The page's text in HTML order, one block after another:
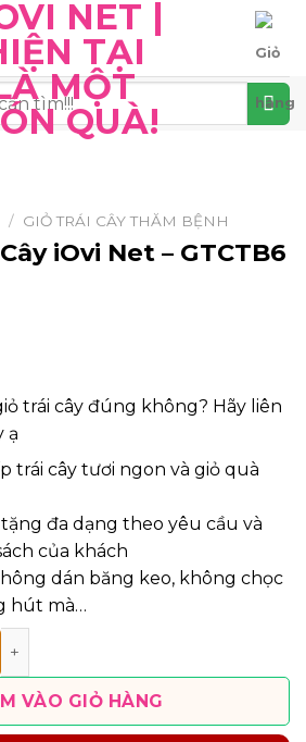
/ GIỎ TRÁI CÂY THĂM BỆNH
iOvi Net – GTCTB6
trái cây đúng không? Hãy liên
ạ
trái cây tươi ngon và giỏ quà
đa dạng theo yêu cầu và
của khách
dán băng keo, không chọc
hút mà…
Net - GTCTB6 số lượng
VÀO GIỎ HÀNG